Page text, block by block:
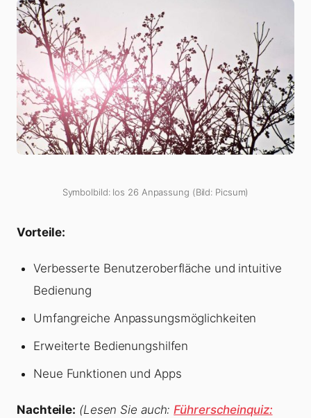
Symbolbild: Ios 26 Anpassung (Bild: Picsum)
Vorteile:
Verbesserte Benutzeroberfläche und intuitive
Bedienung
Umfangreiche Anpassungsmöglichkeiten
Erweiterte Bedienungshilfen
Neue Funktionen und Apps
Nachteile: (Lesen Sie auch:Führerscheinquiz: